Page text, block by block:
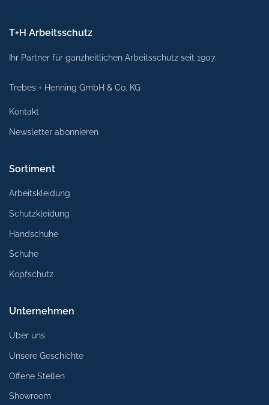
T+H Arbeitsschutz
Ihr Partner für ganzheitlichen Arbeitsschutz seit 1907.
Trebes + Henning GmbH & Co. KG
Kontakt
Newsletter abonnieren
Sortiment
Arbeitskleidung
Schutzkleidung
Handschuhe
Schuhe
Kopfschutz
Unternehmen
Über uns
Unsere Geschichte
Offene Stellen
Showroom